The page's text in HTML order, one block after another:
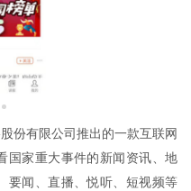
份有限公司推出的一款互联网
国家重大事件的新闻资讯、地
要闻、直播、悦听、短视频等